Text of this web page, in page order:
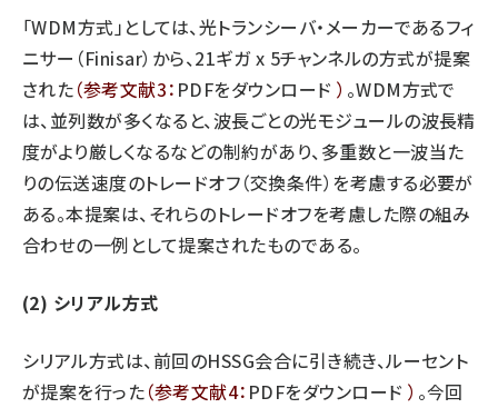
「WDM方式」としては、光トランシーバ・メーカーであるフィ
ニサー（Finisar）から、21ギガ x 5チャンネルの方式が提案
された（参考文献3： PDFをダウンロード ） 。WDM方式で
は、並列数が多くなると、波長ごとの光モジュールの波長精
度がより厳しくなるなどの制約があり、多重数と一波当た
りの伝送速度のトレードオフ（交換条件）を考慮する必要が
ある。本提案は、それらのトレードオフを考慮した際の組み
合わせの一例として提案されたものである。
(2) シリアル方式
シリアル方式は、前回のHSSG会合に引き続き、ルーセント
が提案を行った（参考文献4： PDFをダウンロード ） 。今回